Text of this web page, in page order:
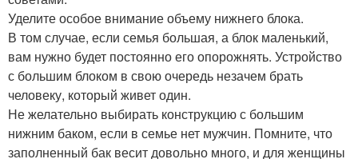
Уделите особое внимание объему нижнего блока.
В том случае, если семья большая, а блок маленький,
вам нужно будет постоянно его опорожнять. Устройство
с большим блоком в свою очередь незачем брать
человеку, который живет один.
Не желательно выбирать конструкцию с большим
нижним баком, если в семье нет мужчин. Помните, что
заполненный бак весит довольно много, и для женщины